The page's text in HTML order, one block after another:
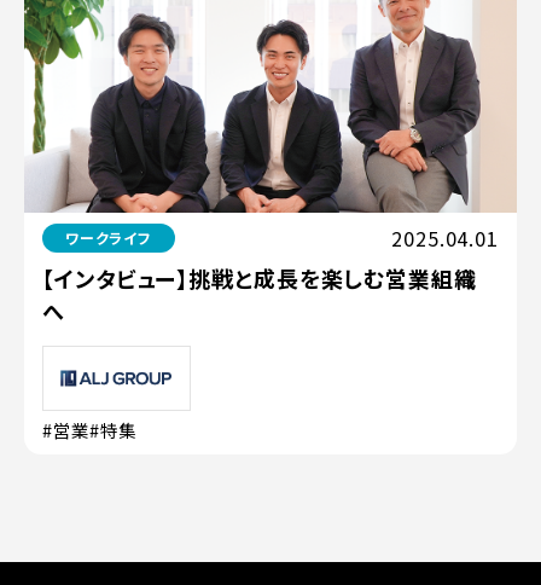
ワークライフ 2025.04.01
【インタビュー】挑戦と成長を楽しむ営業組織
へ
#営業#特集